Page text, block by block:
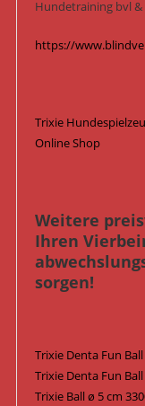
Hundetraining bvl
https://
Trixie
Online Shop
Weitere
Ihren
sorgen!
Trixie Denta Fun
Trixie Denta Fun
Trixie Ball ø 5 cm